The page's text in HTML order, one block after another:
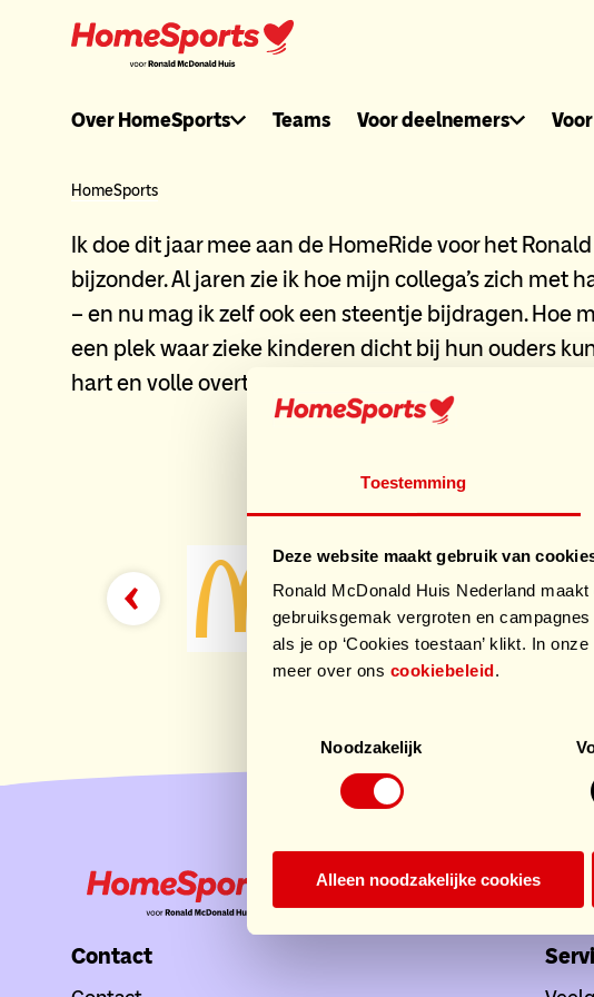
Toestemming
Deze website maakt gebruik van
Ronald McDonald Huis Nederland
gebruiksgemak vergroten en
als je op ‘Cookies toestaan’ klikt. In onze
meer over ons cookiebeleid.
Noodzakelijk
Alleen noodzakelijke cookies
header
menu
Over HomeSports Teams Voor deelnemers
HomeSports
Ik doe dit jaar mee aan de HomeRide voor het
bijzonder. Al jaren zie ik hoe mijn collega's zich met
– en nu mag ik zelf ook een steentje bijdragen. Hoe
een plek waar zieke kinderen dicht bij hun ouders
hart en volle overtuiging!
Contact